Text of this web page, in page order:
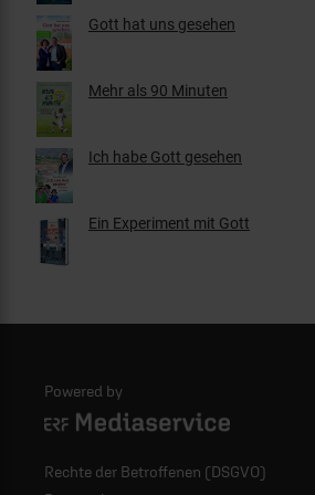
Gott hat uns gesehen
Mehr als 90 Minuten
Ich habe Gott gesehen
Ein Experiment mit Gott
Powered by
Logo - ERF Mediaservice
Rechte der Betroffenen (DSGVO)